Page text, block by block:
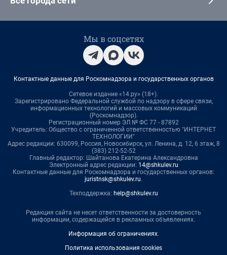
Мы в соцсетях
Контактные данные для Роскомнадзора и государственных органов
Сетевое издание «14.ру» (18+).
Зарегистрировано Федеральной службой по надзору в сфере связи,
информационных технологий и массовых коммуникаций
(Роскомнадзор).
Регистрационный номер ЭЛ № ФС 77 - 87892
Учредитель: Общество с ограниченной ответственностью "ИНТЕРНЕТ
ТЕХНОЛОГИИ"
Адрес редакции: 630099, Россия, Новосибирск, ул. Ленина, д. 12, 6 этаж, 8
(383) 212-52-52
Главный редактор: Шайтанова Екатерина Александровна
Электронный адрес редакции: 14@shkulev.ru
Контактные данные для Роскомнадзора и государственных органов:
juristnsk@shkulev.ru.
Техподдержка: help@shkulev.ru
Редакция сайта не несет ответственности за достоверность
информации, содержащейся в рекламных объявлениях.
Информация об ограничениях.
Политика использования cookies